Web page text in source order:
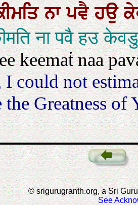
ਨਾਪਵੈਹਉ
ना पवै हउ
keemaṫ naa
I could not
the Greatness of
© srigurugranth.org, a Sri
See